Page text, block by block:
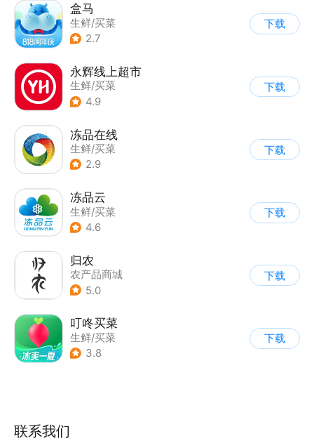
盒马
生鲜/买菜
2.7
下载
永辉线上超市
生鲜/买菜
4.9
下载
冻品在线
生鲜/买菜
2.9
下载
冻品云
生鲜/买菜
4.6
下载
归农
农产品商城
5.0
下载
叮咚买菜
生鲜/买菜
3.8
下载
联系我们